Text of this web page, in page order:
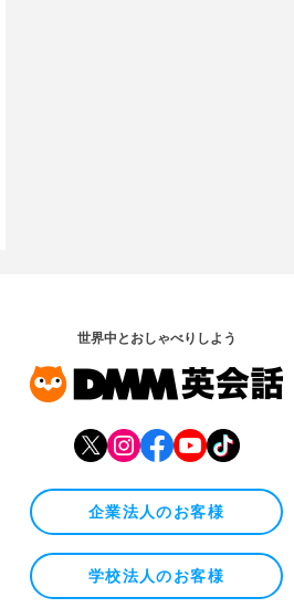
世界中とおしゃべりしよう
企業法人のお客様
学校法人のお客様